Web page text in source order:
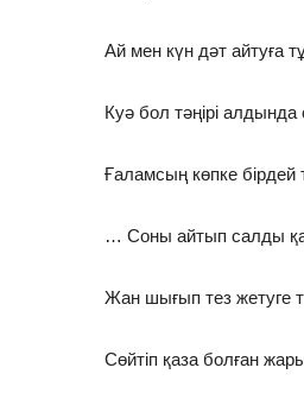
Ай мен күн дәт айтуға
Куә бол тәңірі алдында
Ғаламсың көпке бірдей
… Соны айтып салды
Жан шығып тез жетуге
Сөйтіп қаза болған